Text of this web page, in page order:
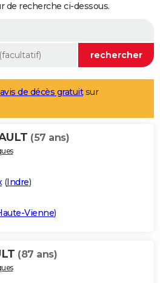
recherche ci-dessous.
avis de décès gratuitsur
(57 ans)
(Indre)
Vienne)
(87 ans)